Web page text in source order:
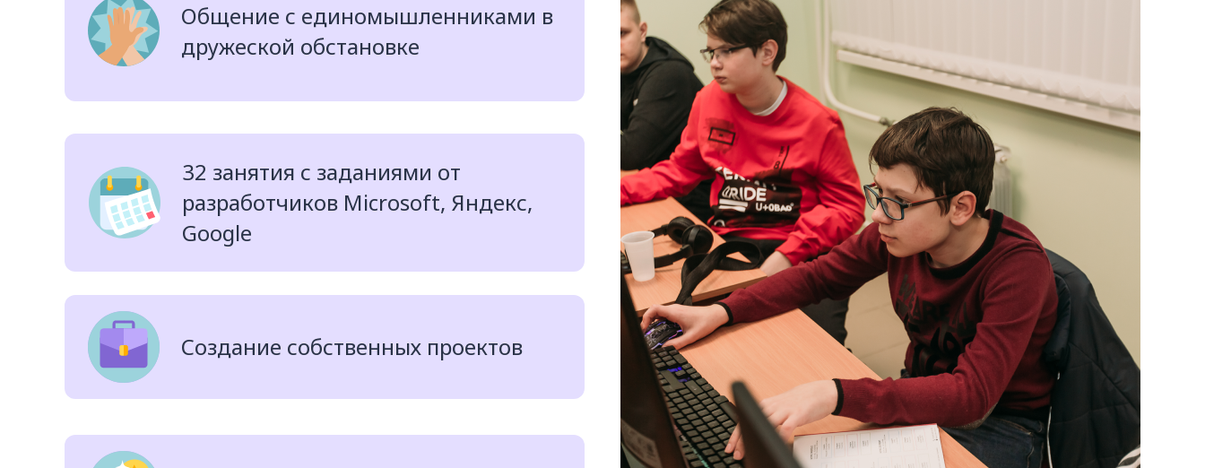
Общение с единомышленниками в
дружеской обстановке
32 занятия с заданиями от
разработчиков Microsoft, Яндекс,
Google
Создание собственных проектов